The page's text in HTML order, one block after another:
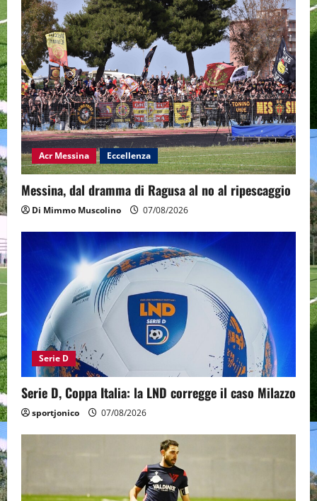
Acr Messina Eccellenza
Messina, dal dramma di Ragusa al no al ripescaggio
Di Mimmo Muscolino 07/08/2026
Serie D
Serie D, Coppa Italia: la LND corregge il caso Milazzo
sportjonico 07/08/2026